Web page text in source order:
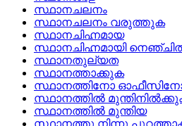
സ്ഥാനചലനം
സ്ഥാനചലനം വരുത്തുക
സ്ഥാനചിഹ്നമായ
സ്ഥാനചിഹ്നമായി
സ്ഥാനതുല്യത
സ്ഥാനത്താക്കുക
സ്ഥാനത്തിനോ ഓഫീസിനോ
സ്ഥാനത്തില്‍
സ്ഥാനത്തില്‍ മുന്തിയ